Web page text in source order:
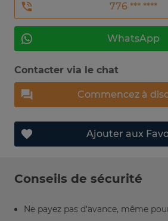
776 *** ****
WhatsApp
Contacter via le chat
Commencez à
Ajouter aux
Conseils de sécurité
Ne payez pas d’avance, même